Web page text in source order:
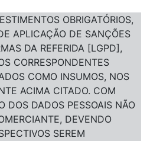
OBRIGATÓRIOS,
APLICAÇÃO DE SANÇÕES
DA REFERIDA [LGPD],
CORRESPONDENTES
COMO INSUMOS, NOS
ACIMA CITADO. COM
DOS DADOS PESSOAIS NÃO
DEVENDO
SEREM